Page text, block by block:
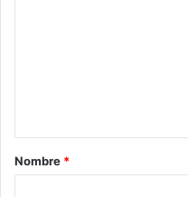
rNombre *